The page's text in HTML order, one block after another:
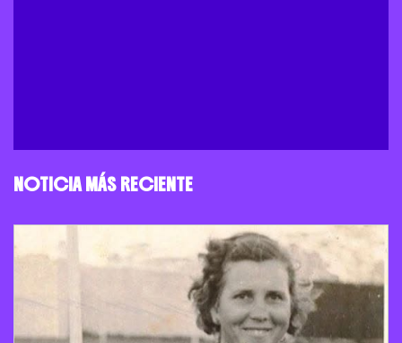
NOTICIA MÁS RECIENTE